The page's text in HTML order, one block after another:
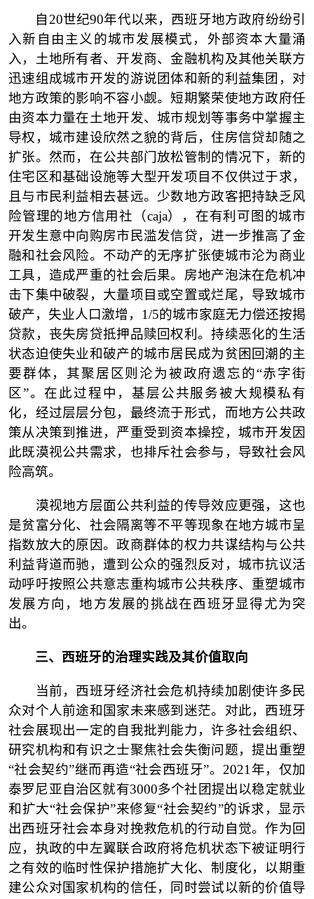
自 20世纪90年代以来，西班牙地方政府纷纷引
入新自由主义的城市发展模式，外部资本大量涌
入，土地所有者、开发商、金融机构及其他关联方
迅速组成城市开发的游说团体和新的利益集团，对
地方政策的影响不容小觑。短期繁荣使地方政府任
由资本力量在土地开发、城市规划等事务中掌握主
导权，城市建设欣然之貌的背后，住房信贷却随之
扩张。然而，在公共部门放松管制的情况下，新的
住宅区和基础设施等大型开发项目不仅供过于求，
且与市民利益相去甚远。少数地方政客把持缺乏风
险管理的地方信用社（caja），在有利可图的城市
开发生意中向购房市民滥发信贷，进一步推高了金
融和社会风险。不动产的无序扩张使城市沦为商业
工具，造成严重的社会后果。房地产泡沫在危机冲
击下集中破裂，大量项目或空置或烂尾，导致城市
破产，失业人口激增，1/5的城市家庭无力偿还按揭
贷款，丧失房贷抵押品赎回权利。持续恶化的生活
状态迫使失业和破产的城市居民成为贫困回潮的主
要群体，其聚居区则沦为被政府遗忘的“赤字街
区”。在此过程中，基层公共服务被大规模私有
化，经过层层分包，最终流于形式，而地方公共政
策从决策到推进，严重受到资本操控，城市开发因
此既漠视公共需求，也排斥社会参与，导致社会风
险高筑。
漠视地方层面公共利益的传导效应更强，这也
是贫富分化、社会隔离等不平等现象在地方城市呈
指数放大的原因。政商群体的权力共谋结构与公共
利益背道而驰，遭到公众的强烈反对，城市抗议活
动呼吁按照公共意志重构城市公共秩序、重塑城市
发展方向，地方发展的挑战在西班牙显得尤为突
出。
三、 西班牙的治理实践及其价值取向
当前，西班牙经济社会危机持续加剧使许多民
众对个人前途和国家未来感到迷茫。对此，西班牙
社会展现出一定的自我批判能力，许多社会组织、
研究机构和有识之士聚焦社会失衡问题，提出重塑
“社会契约”继而再造“社会西班牙”。2021年，仅加
泰罗尼亚自治区就有3000多个社团提出以稳定就业
和扩大“社会保护”来修复“社会契约”的诉求，显示
出西班牙社会本身对挽救危机的行动自觉。作为回
应，执政的中左翼联合政府将危机状态下被证明行
之有效的临时性保护措施扩大化、制度化，以期重
建公众对国家机构的信任，同时尝试以新的价值导